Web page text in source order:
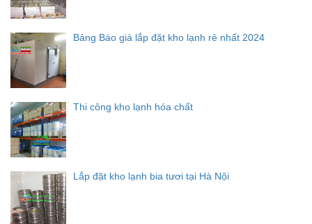
Bảng Báo giá lắp đặt kho lạnh rẻ nhất 2024
Thi công kho lạnh hóa chất
Lắp đặt kho lạnh bia tươi tại Hà Nội